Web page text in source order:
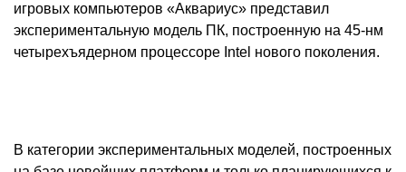
игровых компьютеров «Аквариус» представил
экспериментальную модель ПК, построенную на 45-нм
четырехъядерном процессоре Intel нового поколения.
В категории экспериментальных моделей, построенных